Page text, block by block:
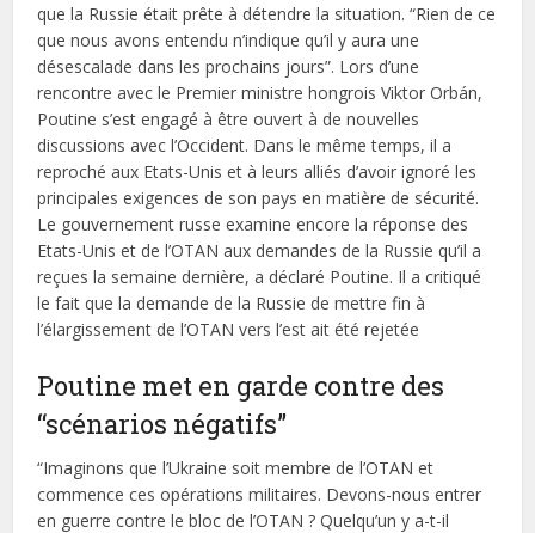
que la Russie était prête à détendre la situation. “Rien de ce
que nous avons entendu n’indique qu’il y aura une
désescalade dans les prochains jours”. Lors d’une
rencontre avec le Premier ministre hongrois Viktor Orbán,
Poutine s’est engagé à être ouvert à de nouvelles
discussions avec l’Occident. Dans le même temps, il a
reproché aux Etats-Unis et à leurs alliés d’avoir ignoré les
principales exigences de son pays en matière de sécurité.
Le gouvernement russe examine encore la réponse des
Etats-Unis et de l’OTAN aux demandes de la Russie qu’il a
reçues la semaine dernière, a déclaré Poutine. Il a critiqué
le fait que la demande de la Russie de mettre fin à
l’élargissement de l’OTAN vers l’est ait été rejetée
Poutine met en garde contre des
“scénarios négatifs”
“Imaginons que l’Ukraine soit membre de l’OTAN et
commence ces opérations militaires. Devons-nous entrer
en guerre contre le bloc de l’OTAN ? Quelqu’un y a-t-il